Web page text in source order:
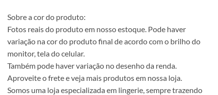
Sobre a cor do produto:
Fotos reais do produto em nosso estoque. Pode haver
variação na cor do produto final de acordo com o brilho do
monitor, tela do celular.
Também pode haver variação no desenho da renda.
Aproveite o frete e veja mais produtos em nossa loja.
Somos uma loja especializada em lingerie, sempre trazendo